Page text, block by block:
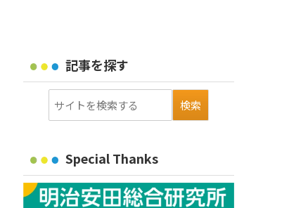
記事を探す
Special Thanks